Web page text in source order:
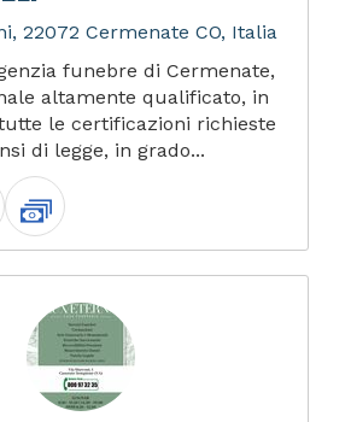
22072 Cermenate CO, Italia
funebre di Cermenate,
altamente qualificato, in
le certificazioni richieste
di legge, in grado...